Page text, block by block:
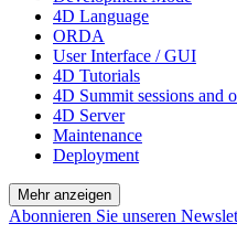
4D Language
ORDA
User Interface / GUI
4D Tutorials
4D Summit sessions and
4D Server
Maintenance
Deployment
Mehr anzeigen
Abonnieren Sie unseren